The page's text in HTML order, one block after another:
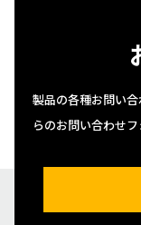
製品の各種お問い
らのお問い合わせ